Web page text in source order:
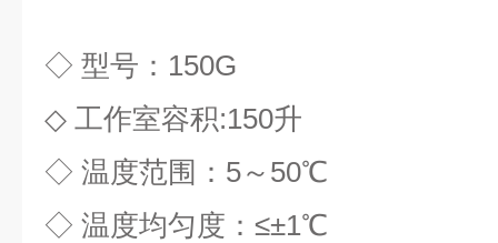
◇ 型号：150G
◇ 工作室容积:150升
◇ 温度范围：5～50℃
◇ 温度均匀度：≤±1℃